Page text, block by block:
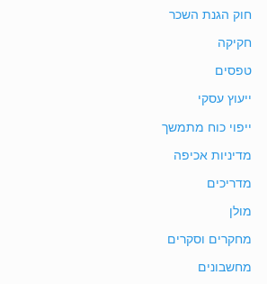
חוק הגנת השכר
חקיקה
טפסים
ייעוץ עסקי
ייפוי כוח מתמשך
מדיניות אכיפה
מדריכים
מולן
מחקרים וסקרים
מחשבונים